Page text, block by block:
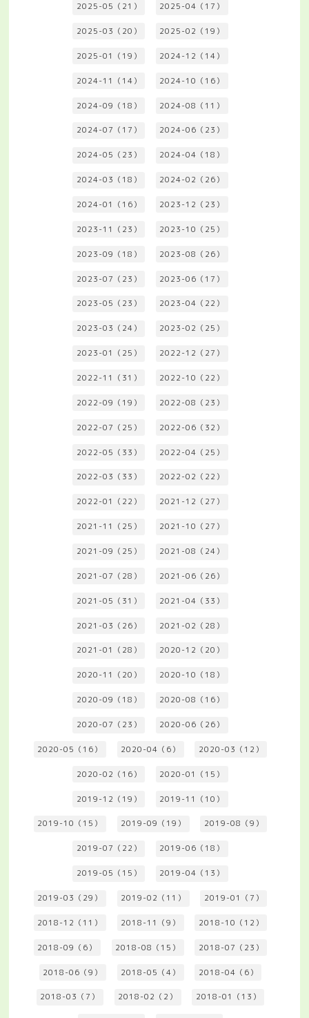
2025-05（21） 2025-04（17）
2025-03（20） 2025-02（19）
2025-01（19） 2024-12（14）
2024-11（14） 2024-10（16）
2024-09（18） 2024-08（11）
2024-07（17） 2024-06（23）
2024-05（23） 2024-04（18）
2024-03（18） 2024-02（26）
2024-01（16） 2023-12（23）
2023-11（23） 2023-10（25）
2023-09（18） 2023-08（26）
2023-07（23） 2023-06（17）
2023-05（23） 2023-04（22）
2023-03（24） 2023-02（25）
2023-01（25） 2022-12（27）
2022-11（31） 2022-10（22）
2022-09（19） 2022-08（23）
2022-07（25） 2022-06（32）
2022-05（33） 2022-04（25）
2022-03（33） 2022-02（22）
2022-01（22） 2021-12（27）
2021-11（25） 2021-10（27）
2021-09（25） 2021-08（24）
2021-07（28） 2021-06（26）
2021-05（31） 2021-04（33）
2021-03（26） 2021-02（28）
2021-01（28） 2020-12（20）
2020-11（20） 2020-10（18）
2020-09（18） 2020-08（16）
2020-07（23） 2020-06（26）
2020-05（16） 2020-04（6） 2020-03（12）
2020-02（16） 2020-01（15）
2019-12（19） 2019-11（10）
2019-10（15） 2019-09（19） 2019-08（9）
2019-07（22） 2019-06（18）
2019-05（15） 2019-04（13）
2019-03（29） 2019-02（11） 2019-01（7）
2018-12（11） 2018-11（9） 2018-10（12）
2018-09（6） 2018-08（15） 2018-07（23）
2018-06（9） 2018-05（4） 2018-04（6）
2018-03（7） 2018-02（2） 2018-01（13）